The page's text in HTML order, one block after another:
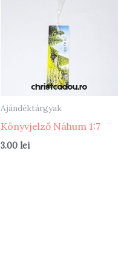
Ajándéktárgyak
Könyvjelző Náhum 1:7
3.00 lei